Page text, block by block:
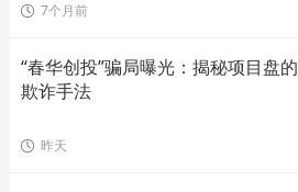
7个月前
“春华创投”骗局曝光：揭秘项目盘的
欺诈手法
昨天